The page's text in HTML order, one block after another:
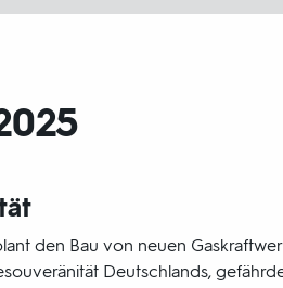
den Bau von neuen
Deutschlands,